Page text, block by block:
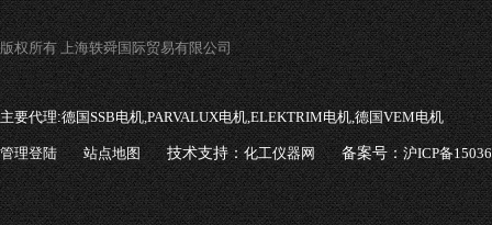
版权所有 上海轶舜国际贸易有限公司
主要代理:德国SSB电机,PARVALUX电机,ELEKTRIM电机,德国VEM电机
管理登陆 站点地图 技术支持：化工仪器网 备案号：沪ICP备